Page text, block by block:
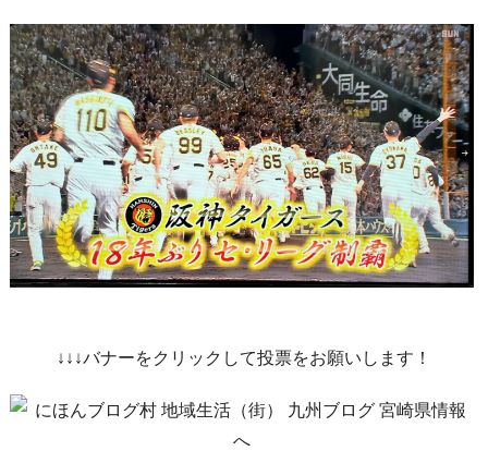
↓↓↓バナーをクリックして投票をお願いします！